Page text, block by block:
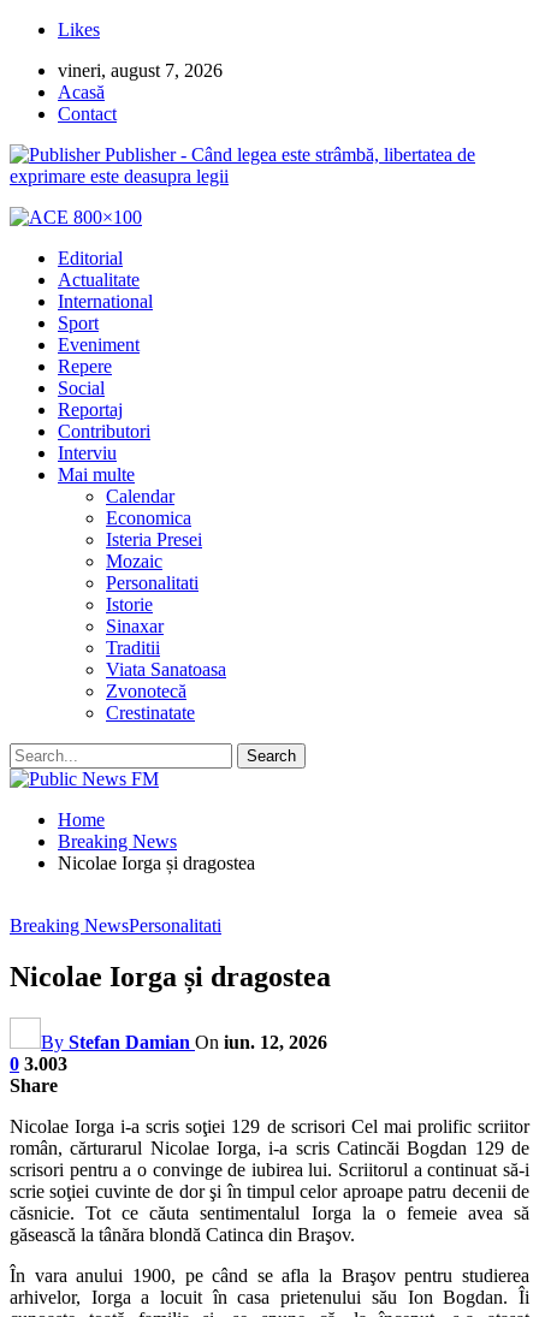
Likes
vineri, august 7, 2026
Acasă
Contact
Publisher - Când legea este strâmbă, libertatea de
exprimare este deasupra legii
Editorial
Actualitate
International
Sport
Eveniment
Repere
Social
Reportaj
Contributori
Interviu
Mai multe
Calendar
Economica
Isteria Presei
Mozaic
Personalitati
Istorie
Sinaxar
Traditii
Viata Sanatoasa
Zvonotecă
Crestinatate
Home
Breaking News
Nicolae Iorga și dragostea
Breaking NewsPersonalitati
Nicolae Iorga și dragostea
By Stefan Damian On iun. 12, 2026
0 3.003
Share
Nicolae Iorga i-a scris soţiei 129 de scrisori Cel mai prolific scriitor
român, cărturarul Nicolae Iorga, i-a scris Catincăi Bogdan 129 de
scrisori pentru a o convinge de iubirea lui. Scriitorul a continuat să-i
scrie soţiei cuvinte de dor şi în timpul celor aproape patru decenii de
căsnicie. Tot ce căuta sentimentalul Iorga la o femeie avea să
găsească la tânăra blondă Catinca din Braşov.
În vara anului 1900, pe când se afla la Braşov pentru studierea
arhivelor, Iorga a locuit în casa prietenului său Ion Bogdan. Îi